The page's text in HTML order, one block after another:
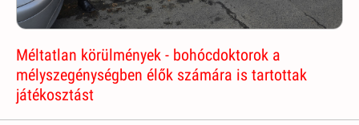
Méltatlan körülmények - bohócdoktorok a
mélyszegénységben élők számára is tartottak
játékosztást